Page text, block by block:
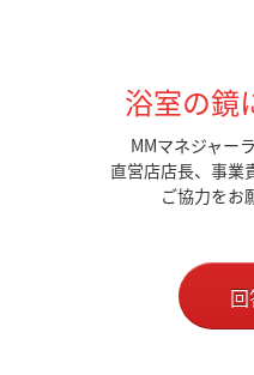
浴室の鏡
MMマネジャー
直営店店長、事業
ご協力をお